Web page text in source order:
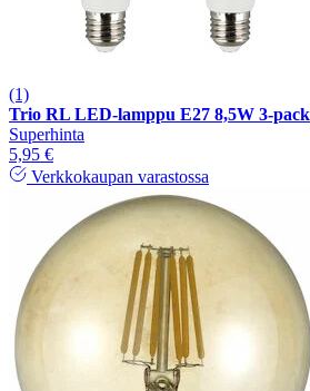
(1)
Trio RL LED-lamppu E27 8,5W 3-pack
Superhinta
5,95 €
Verkkokaupan varastossa